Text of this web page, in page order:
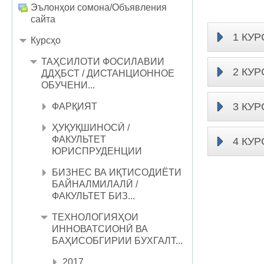
1
2
3
4
Эълонҳои сомона/Объявления
сайта
Курсҳо
ТАҲСИЛОТИ ФОСИЛАВИИ
ДДҲБСТ / ДИСТАНЦИОННОЕ
ОБУЧЕНИ...
ФАРҚИЯТ
ҲУҚУҚШИНОСӢ /
ФАКУЛЬТЕТ
ЮРИСПРУДЕНЦИИ
БИЗНЕС ВА ИҚТИСОДИЁТИ
БАЙНАЛМИЛАЛӢ /
ФАКУЛЬТЕТ БИЗ...
ТЕХНОЛОГИЯҲОИ
ИННОВАТСИОНӢ ВА
БАҲИСОБГИРИИ БУХГАЛТ...
2017